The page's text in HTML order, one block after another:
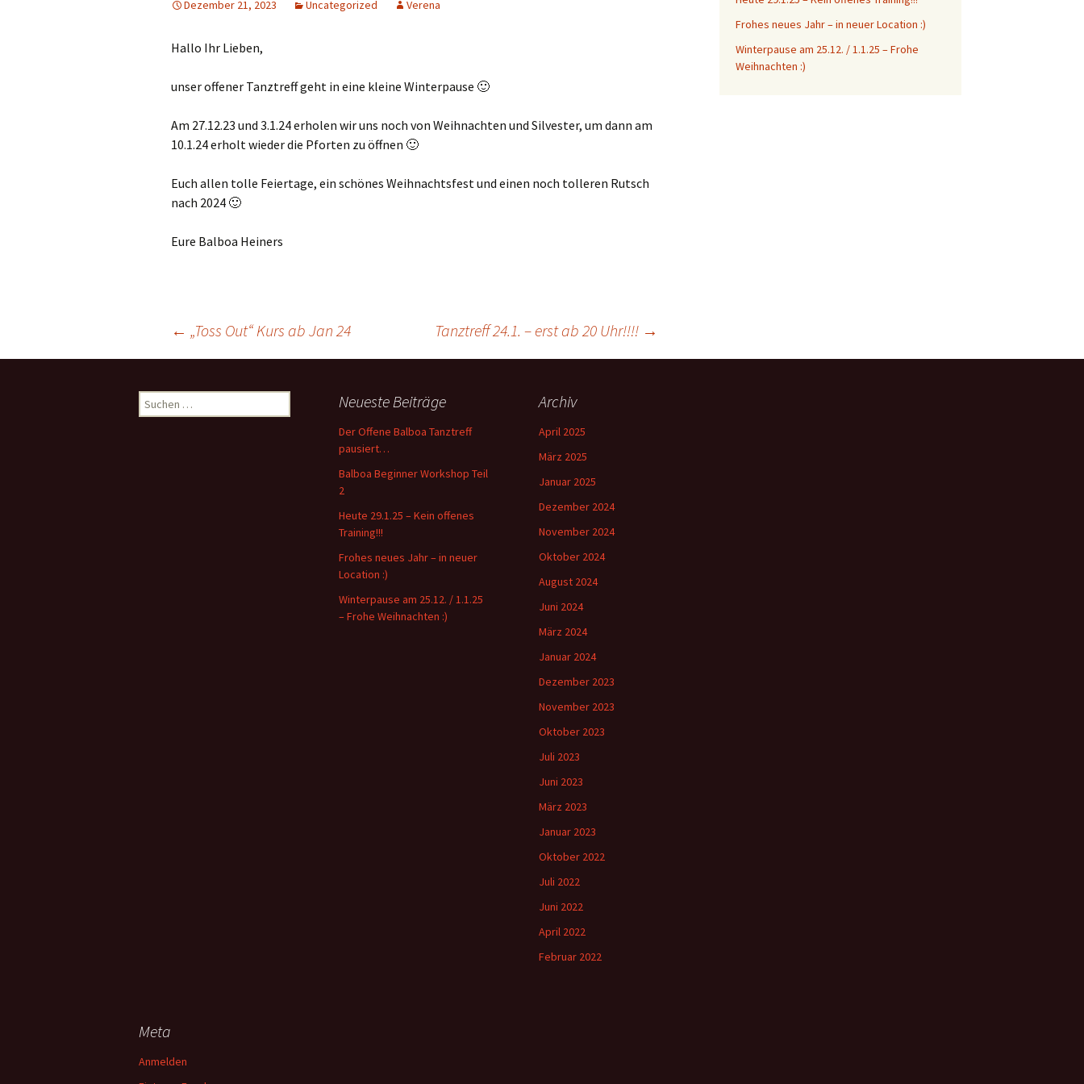
Dezember 21, 2023 Uncategorized Verena
Hallo Ihr Lieben,
unser offener Tanztreff geht in eine kleine Winterpause 🙂
Am 27.12.23 und 3.1.24 erholen wir uns noch von Weihnachten und Silvester, um dann am
10.1.24 erholt wieder die Pforten zu öffnen 🙂
Euch allen tolle Feiertage, ein schönes Weihnachtsfest und einen noch tolleren Rutsch
nach 2024 🙂
Eure Balboa Heiners
Beitragsnavigation
← „Toss Out“ Kurs ab Jan 24 Tanztreff 24.1. – erst ab 20 Uhr!!!! →
Frohes neues Jahr – in neuer Location :)
Winterpause am 25.12. / 1.1.25 – Frohe
Weihnachten :)
u
Neueste Beiträge
Der Offene Balboa Tanztreff
pausiert…
Balboa Beginner Workshop Teil
2
Heute 29.1.25 – Kein offenes
Training!!!
Frohes neues Jahr – in neuer
Location :)
Winterpause am 25.12. / 1.1.25
– Frohe Weihnachten :)
Archiv
April 2025
März 2025
Januar 2025
Dezember 2024
November 2024
Oktober 2024
August 2024
Juni 2024
März 2024
Januar 2024
Dezember 2023
November 2023
Oktober 2023
Juli 2023
Juni 2023
März 2023
Januar 2023
Oktober 2022
Juli 2022
Juni 2022
April 2022
Februar 2022
Meta
Anmelden